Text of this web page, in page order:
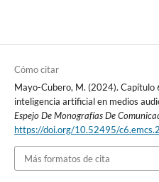
Cómo citar
Mayo-Cubero, M. (2024). Capítulo
inteligencia artificial en medios
Espejo De Monografías De
https://doi.org/10.52495/
Más formatos de cita